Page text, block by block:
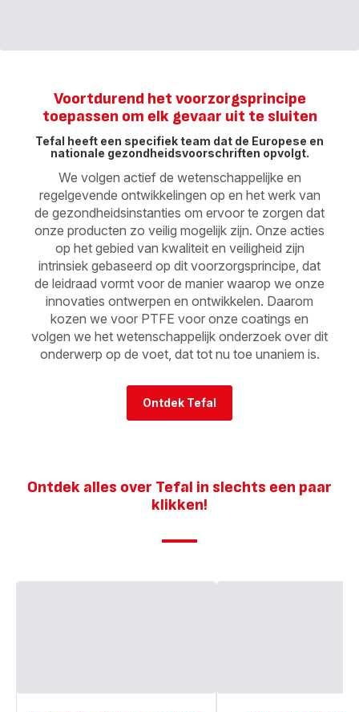
Voortdurend het voorzorgsprincipe
toepassen om elk gevaar uit te sluiten
Tefal heeft een specifiek team dat de Europese en
nationale gezondheidsvoorschriften opvolgt.
We volgen actief de wetenschappelijke en
regelgevende ontwikkelingen op en het werk van
de gezondheidsinstanties om ervoor te zorgen dat
onze producten zo veilig mogelijk zijn. Onze acties
op het gebied van kwaliteit en veiligheid zijn
intrinsiek gebaseerd op dit voorzorgsprincipe, dat
de leidraad vormt voor de manier waarop we onze
innovaties ontwerpen en ontwikkelen. Daarom
kozen we voor PTFE voor onze coatings en
volgen we het wetenschappelijk onderzoek over dit
onderwerp op de voet, dat tot nu toe unaniem is.
Ontdek Tefal
Ontdek alles over Tefal in slechts een paar
klikken!